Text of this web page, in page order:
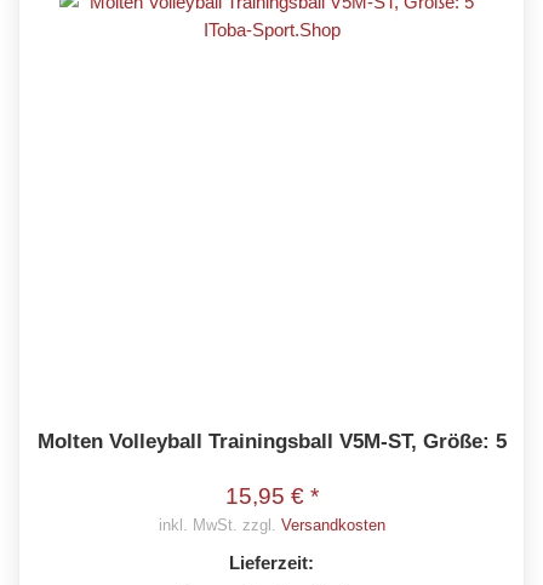
Molten Volleyball Trainingsball V5M-ST, Größe: 5
15,95 € *
inkl. MwSt. zzgl. Versandkosten
Lieferzeit: